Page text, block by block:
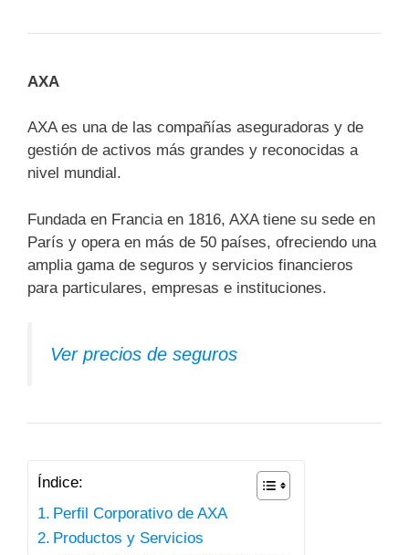
AXA
AXA es una de las compañías aseguradoras y de
gestión de activos más grandes y reconocidas a
nivel mundial.
Fundada en Francia en 1816, AXA tiene su sede en
París y opera en más de 50 países, ofreciendo una
amplia gama de seguros y servicios financieros
para particulares, empresas e instituciones.
Ver precios de seguros
Índice:
Perfil Corporativo de AXA
Productos y Servicios